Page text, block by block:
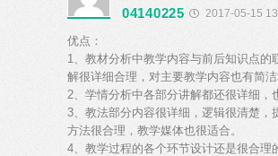
04140225 2017-05-15
优点：
1、教材分析中教学内容与前后知识点的
解很详细合理，对主要教学内容也有简洁
2、学情分析中各部分讲解都还很详细，
3、教法部分内容很详细，逻辑很清楚，
方法很合理，教学媒体也很适合。
4、教学过程的各个环节设计还是很合理